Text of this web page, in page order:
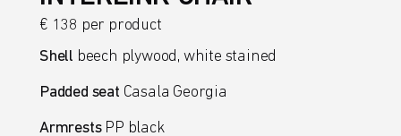
€ 138 per product
Shell beech plywood, white stained
Padded seat Casala Georgia
ArmrestsPP black